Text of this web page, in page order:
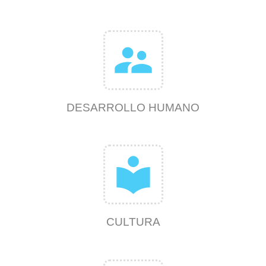
supervisor_account
DESARROLLO HUMANO
local_library
CULTURA